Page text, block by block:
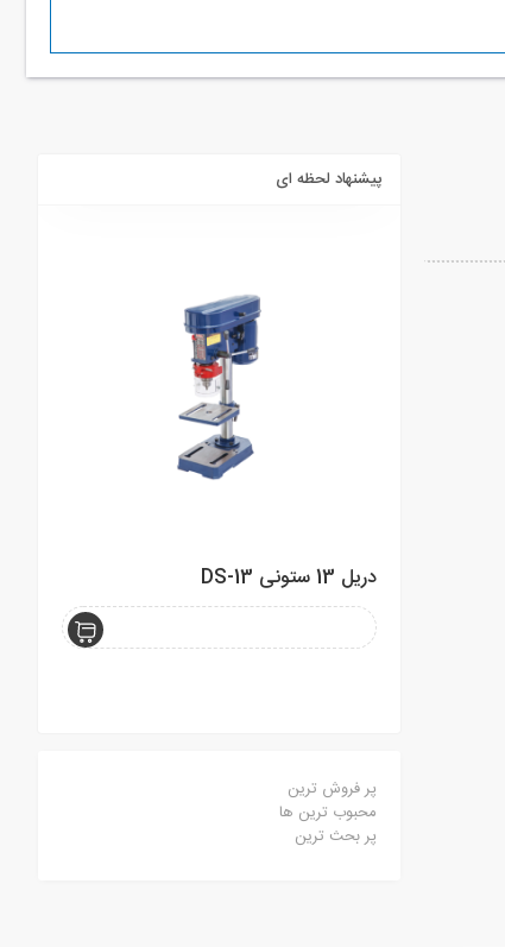
پیشنهاد لحظه ای
دریل 13 ستونی DS-13
پر فروش ترین
محبوب ترین ها
پر بحث ترین